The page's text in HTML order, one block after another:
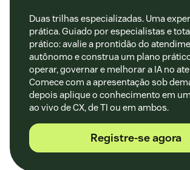
Duas trilhas especializadas. Uma
prática. Guiado por especialistas e
prático: avalie a prontidão do
autônomo e construa um plano
operar, governar e melhorar a IA no
Comece com a apresentação sob
depois aplique o conhecimento em
ao vivo de CX, de TI ou em ambos.
Registre-se agora